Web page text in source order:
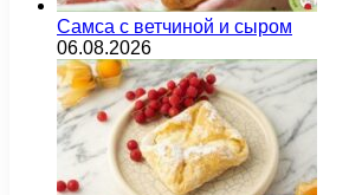
Самса с ветчиной и сыром
06.08.2026